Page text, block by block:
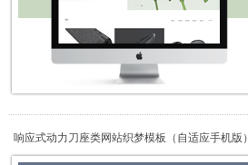
响应式动力刀座类网站织梦模板（自适应手机版）